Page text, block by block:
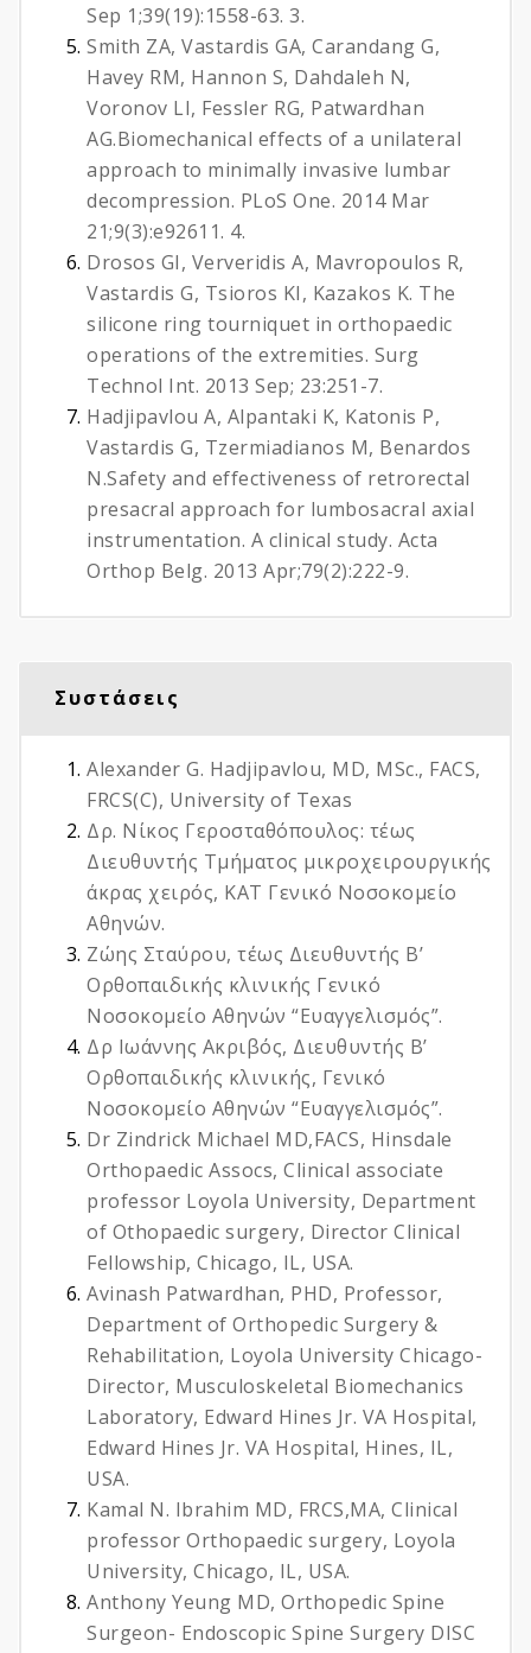
Sep 1;39(19):1558-63. 3.
Smith ZA, Vastardis GA, Carandang G,
Havey RM, Hannon S, Dahdaleh N,
Voronov LI, Fessler RG, Patwardhan
AG.Biomechanical effects of a unilateral
approach to minimally invasive lumbar
decompression. PLoS One. 2014 Mar
21;9(3):e92611. 4.
Drosos GI, Ververidis A, Mavropoulos R,
Vastardis G, Tsioros KI, Kazakos K. The
silicone ring tourniquet in orthopaedic
operations of the extremities. Surg
Technol Int. 2013 Sep; 23:251-7.
Hadjipavlou A, Alpantaki K, Katonis P,
Vastardis G, Tzermiadianos M, Benardos
N.Safety and effectiveness of retrorectal
presacral approach for lumbosacral axial
instrumentation. A clinical study. Acta
Orthop Belg. 2013 Apr;79(2):222-9.
Συστάσεις
Alexander G. Hadjipavlou, MD, MSc., FACS,
FRCS(C), University of Texas
Δρ. Νίκος Γεροσταθόπουλος: τέως
Διευθυντής Τμήματος μικροχειρουργικής
άκρας χειρός, KAT Γενικό Νοσοκομείο
Αθηνών.
Ζώης Σταύρου, τέως Διευθυντής Β’
Ορθοπαιδικής κλινικής Γενικό
Νοσοκομείο Αθηνών “Ευαγγελισμός”.
Δρ Ιωάννης Ακριβός, Διευθυντής Β’
Ορθοπαιδικής κλινικής, Γενικό
Νοσοκομείο Αθηνών “Ευαγγελισμός”.
Dr Zindrick Michael MD,FACS, Hinsdale
Orthopaedic Assocs, Clinical associate
professor Loyola University, Department
of Othopaedic surgery, Director Clinical
Fellowship, Chicago, IL, USA.
Avinash Patwardhan, PHD, Professor,
Department of Orthopedic Surgery &
Rehabilitation, Loyola University Chicago-
Director, Musculoskeletal Biomechanics
Laboratory, Edward Hines Jr. VA Hospital,
Edward Hines Jr. VA Hospital, Hines, IL,
USA.
Kamal N. Ibrahim MD, FRCS,MA, Clinical
professor Orthopaedic surgery, Loyola
University, Chicago, IL, USA.
Anthony Yeung MD, Orthopedic Spine
Surgeon- Endoscopic Spine Surgery DISC